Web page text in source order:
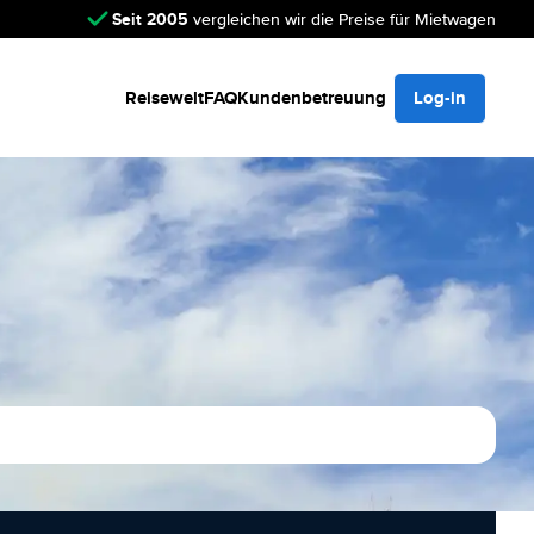
Seit 2005 vergleichen wir die Preise für Mietwagen
ReiseweltFAQKundenbetreuung Log-in